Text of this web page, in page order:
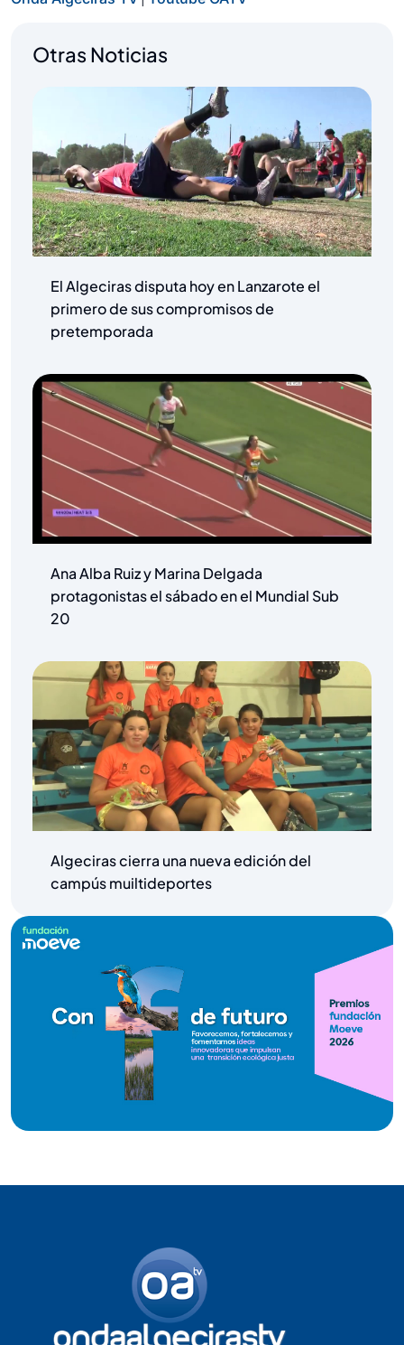
Otras Noticias
El Algeciras disputa hoy en Lanzarote el
primero de sus compromisos de
pretemporada
Ana Alba Ruiz y Marina Delgada
protagonistas el sábado en el Mundial Sub
20
Algeciras cierra una nueva edición del
campús muiltideportes